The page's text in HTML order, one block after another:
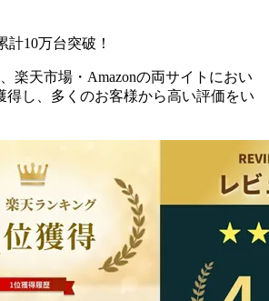
10万台突破！
楽天市場・Amazonの両サイトにおい
得し、多くのお客様から高い評価をい